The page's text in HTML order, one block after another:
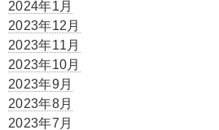
2024年1月
2023年12月
2023年11月
2023年10月
2023年9月
2023年8月
2023年7月